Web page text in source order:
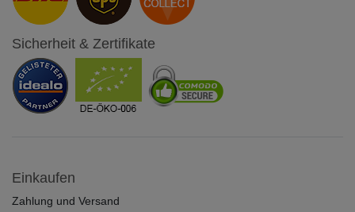
Sicherheit & Zertifikate
Einkaufen
Zahlung und Versand